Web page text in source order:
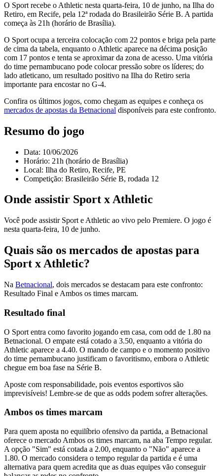
O Sport recebe o Athletic nesta quarta-feira, 10 de junho, na Ilha do
Retiro, em Recife, pela 12ª rodada do Brasileirão Série B. A partida
começa às 21h (horário de Brasília).
O Sport ocupa a terceira colocação com 22 pontos e briga pela parte
de cima da tabela, enquanto o Athletic aparece na décima posição
com 17 pontos e tenta se aproximar da zona de acesso. Uma vitória
do time pernambucano pode colocar pressão sobre os líderes; do
lado atleticano, um resultado positivo na Ilha do Retiro seria
importante para encostar no G-4.
Confira os últimos jogos, como chegam as equipes e conheça os
mercados de apostas da Betnacional disponíveis para este confronto.
Resumo do jogo
Data: 10/06/2026
Horário: 21h (horário de Brasília)
Local: Ilha do Retiro, Recife, PE
Competição: Brasileirão Série B, rodada 12
Onde assistir Sport x Athletic
Você pode assistir Sport e Athletic ao vivo pelo Premiere. O jogo é
nesta quarta-feira, 10 de junho.
Quais são os mercados de apostas para
Sport x Athletic?
Na Betnacional, dois mercados se destacam para este confronto:
Resultado Final e Ambos os times marcam.
Resultado final
O Sport entra como favorito jogando em casa, com odd de 1.80 na
Betnacional. O empate está cotado a 3.50, enquanto a vitória do
Athletic aparece a 4.40. O mando de campo e o momento positivo
do time pernambucano justificam o favoritismo, embora o Athletic
chegue em boa fase na Série B.
Aposte com responsabilidade, pois eventos esportivos são
imprevisíveis! Lembre-se de que as odds podem sofrer alterações.
Ambos os times marcam
Para quem aposta no equilíbrio ofensivo da partida, a Betnacional
oferece o mercado Ambos os times marcam, na aba Tempo regular.
A opção "Sim" está cotada a 2.00, enquanto o "Não" aparece a
1.80. O mercado considera o tempo regular da partida e é uma
alternativa para quem acredita que as duas equipes vão conseguir